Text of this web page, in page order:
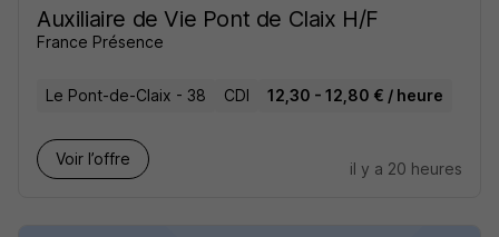
Auxiliaire de Vie Pont de Claix H/F
France Présence
Le Pont-de-Claix - 38 CDI 12,30 - 12,80 € / heure
Voir l’offre
il y a 20 heures